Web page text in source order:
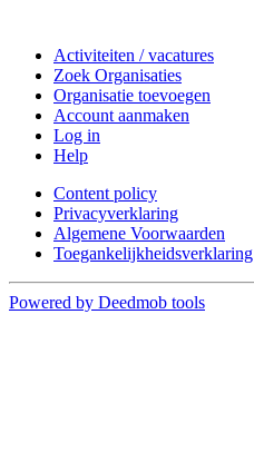
Activiteiten / vacatures
Zoek Organisaties
Organisatie toevoegen
Account aanmaken
Log in
Help
Content policy
Privacyverklaring
Algemene Voorwaarden
Toegankelijkheidsverklaring
Powered by Deedmob tools